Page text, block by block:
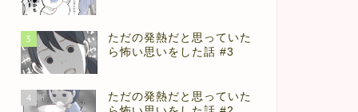
3
ただの発熱だと思っていた
ら怖い思いをした話 #3
4
ただの発熱だと思っていた